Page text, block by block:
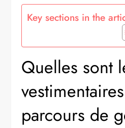
Key sections in the
Quelles sont
parcours de